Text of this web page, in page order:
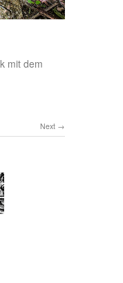
mit dem
Next